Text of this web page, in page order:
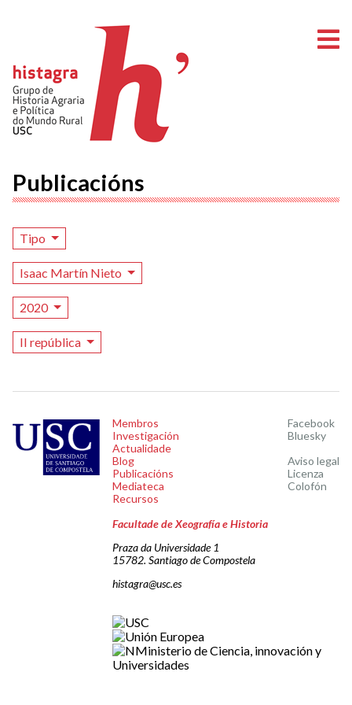
Publicacións
Tipo
Isaac Martín Nieto
2020
II república
Membros
Investigación
Actualidade
Blog
Publicacións
Mediateca
Recursos
Facebook
Bluesky
Aviso legal
Licenza
Colofón
Facultade de Xeografía e Historia
Praza da Universidade 1
15782. Santiago de Compostela
histagra@usc.es